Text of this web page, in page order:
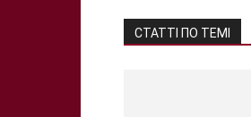
СТАТТІ ПО ТЕМІ